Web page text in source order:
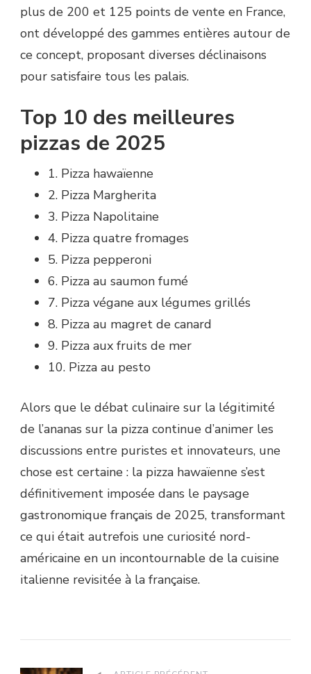
plus de 200 et 125 points de vente en France,
ont développé des gammes entières autour de
ce concept, proposant diverses déclinaisons
pour satisfaire tous les palais.
Top 10 des meilleures
pizzas de 2025
1. Pizza hawaïenne
2. Pizza Margherita
3. Pizza Napolitaine
4. Pizza quatre fromages
5. Pizza pepperoni
6. Pizza au saumon fumé
7. Pizza végane aux légumes grillés
8. Pizza au magret de canard
9. Pizza aux fruits de mer
10. Pizza au pesto
Alors que le débat culinaire sur la légitimité
de l’ananas sur la pizza continue d’animer les
discussions entre puristes et innovateurs, une
chose est certaine : la pizza hawaïenne s’est
définitivement imposée dans le paysage
gastronomique français de 2025, transformant
ce qui était autrefois une curiosité nord-
américaine en un incontournable de la cuisine
italienne revisitée à la française.